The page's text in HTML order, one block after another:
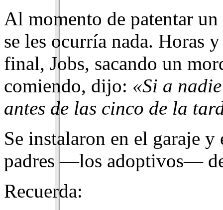
Al momento de patentar
se les ocurría nada. Horas
fi­nal, Jobs, sacando un
comiendo, dijo: «Si a
antes de las cinco de la
Se instalaron en el garaje
padres —los adoptivos—
Recuerda: